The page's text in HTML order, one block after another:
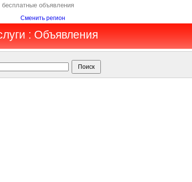
объявления
Сменить регион
: Объявления